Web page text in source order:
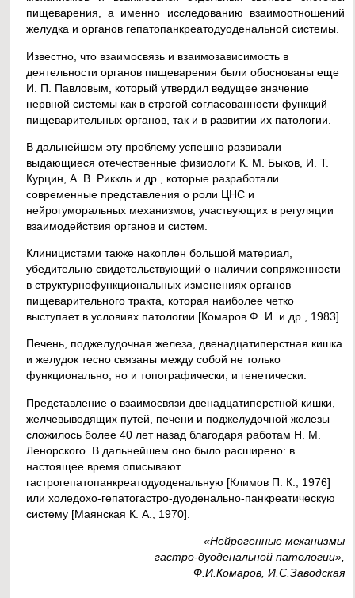
пищеварения, а именно исследованию взаимоотношений
желудка и органов гепатопанкреатодуоденальной системы.
Известно, что взаимосвязь и взаимозависимость в
деятельности органов пищеварения были обоснованы еще
И. П. Павловым, который утвердил ведущее значение
нервной системы как в строгой согласованности функций
пищеварительных органов, так и в развитии их патологии.
В дальнейшем эту проблему успешно развивали
выдающиеся отечественные физиологи К. М. Быков, И. Т.
Курцин, А. В. Риккль и др., которые разработали
современные представления о роли ЦНС и
нейрогуморальных механизмов, участвующих в регуляции
взаимодействия органов и систем.
Клиницистами также накоплен большой материал,
убедительно свидетельствующий о наличии сопряженности
в структурнофункциональных изменениях органов
пищеварительного тракта, которая наиболее четко
выступает в условиях патологии [Комаров Ф. И. и др., 1983].
Печень, поджелудочная железа, двенадцатиперстная кишка
и желудок тесно связаны между собой не только
функционально, но и топографически, и генетически.
Представление о взаимосвязи двенадцатиперстной кишки,
желчевыводящих путей, печени и поджелудочной железы
сложилось более 40 лет назад благодаря работам Н. М.
Ленорского. В дальнейшем оно было расширено: в
настоящее время описывают
гастрогепатопанкреатодуоденальную [Климов П. К., 1976]
или холедохо-гепатогастро-дуоденально-панкреатическую
систему [Маянская К. А., 1970].
«Нейрогенные механизмы
гастро-дуоденальной патологии»,
Ф.И.Комаров, И.С.Заводская